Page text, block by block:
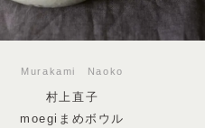
Murakami Naoko
村上直子
moegiまめボウル